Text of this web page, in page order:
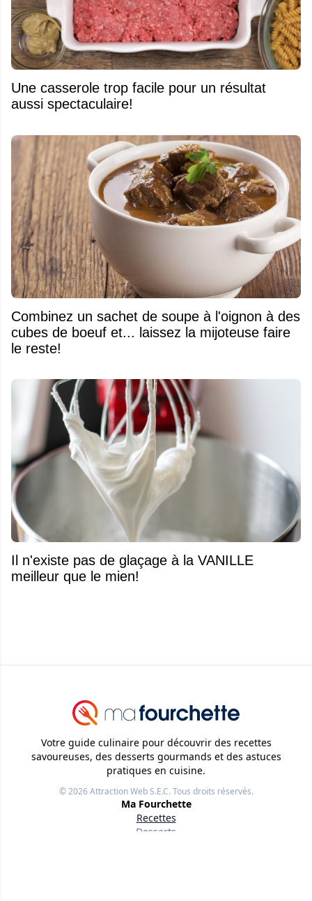
Une casserole trop facile pour un résultat
aussi spectaculaire!
Combinez un sachet de soupe à l'oignon à des
cubes de boeuf et... laissez la mijoteuse faire
le reste!
Il n'existe pas de glaçage à la VANILLE
meilleur que le mien!
Votre guide culinaire pour découvrir des recettes
savoureuses, des desserts gourmands et des astuces
pratiques en cuisine.
© 2026Attraction Web S.E.C.Tous droits réservés.
Ma Fourchette
Recettes
Desserts